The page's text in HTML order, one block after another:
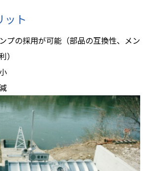
ット
プの採用が可能（部品の互換性、メン
）